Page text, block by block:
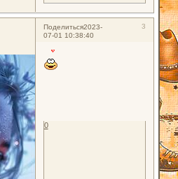
Поделиться 3
2023-
07-01 10:38:40
0